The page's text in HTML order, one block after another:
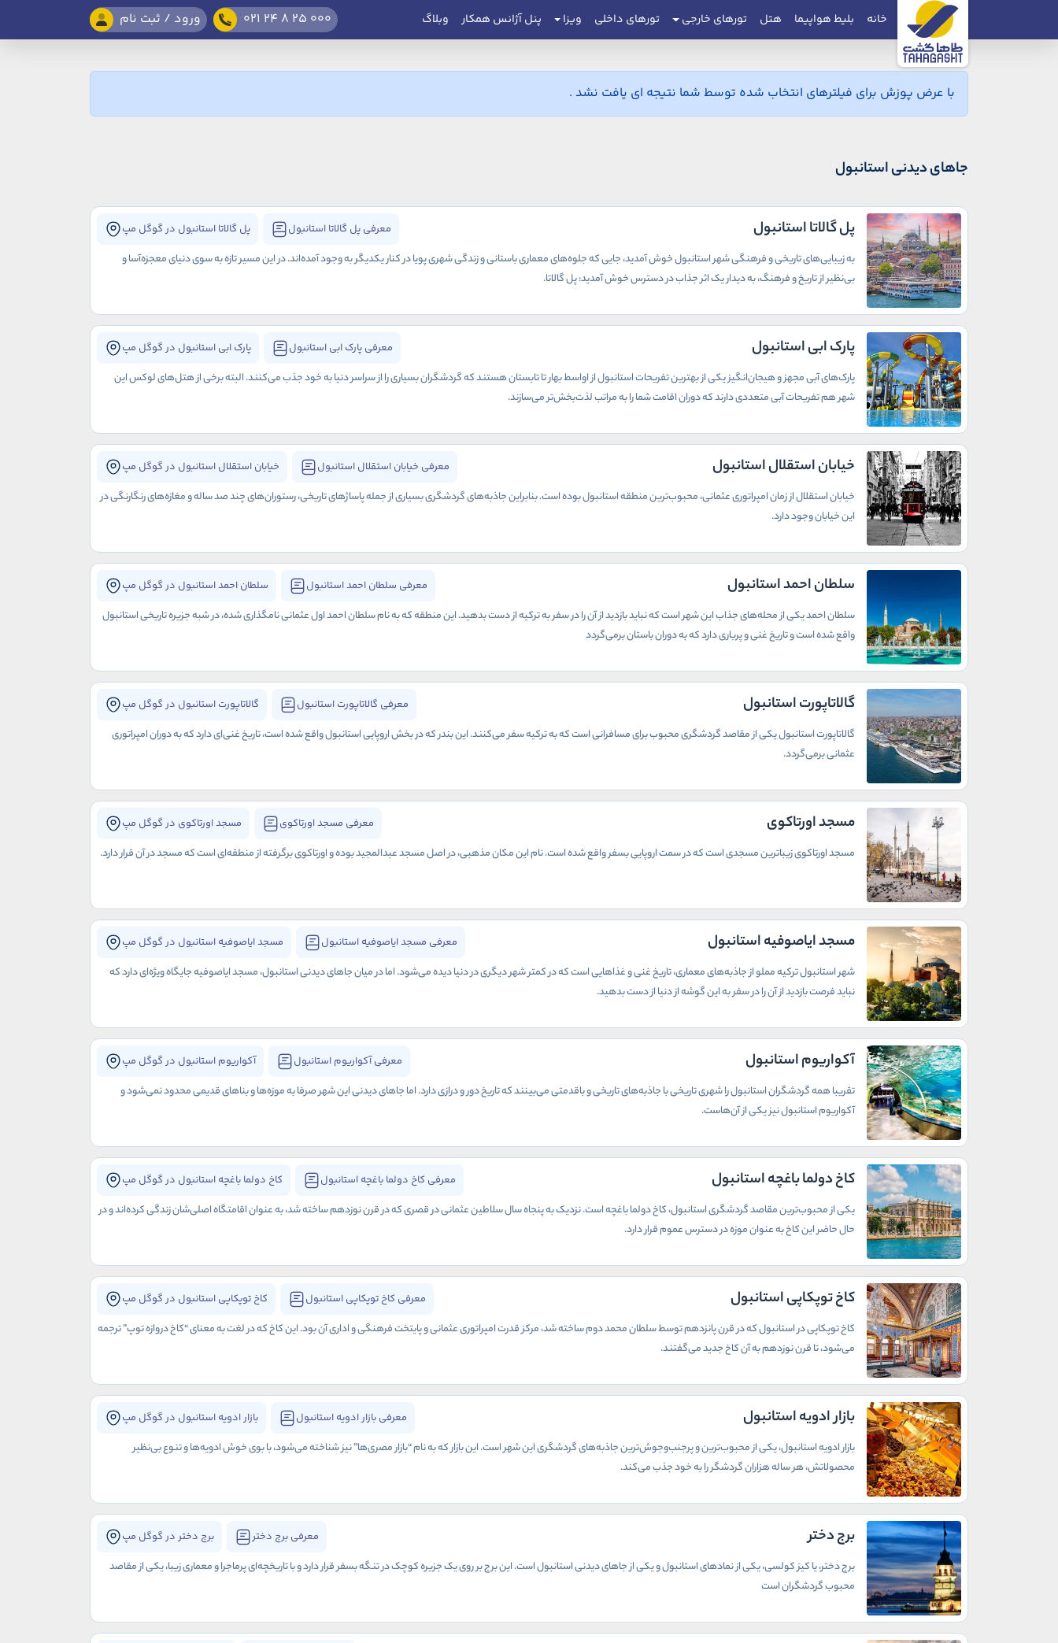
خانه بلیط هواپیما هتل تورهای خارجی تورهای داخلی ویزا پنل آژانس همکار وبلاگ 021 24 8 25 000 ورود / ثبت نام
با عرض پوزش برای فیلترهای انتخاب شده توسط شما نتیجه ای یافت نشد .
جاهای دیدنی استانبول
پل گالاتا استانبول معرفی پل گالاتا استانبول پل گالاتا استانبول در گوگل مپ
به زیبایی‌های تاریخی و فرهنگی شهر استانبول خوش آمدید، جایی که جلوه‌های معماری باستانی و زندگی شهری پویا در کنار یکدیگر به وجود آمده‌اند. در این مسیر تازه‌ به سوی دنیای معجزه‌آسا و
بی‌نظیر از تاریخ و فرهنگ، به دیدار یک اثر جذاب در دسترس خوش آمدید: پل گالاتا.
پارک ابی استانبول معرفی پارک ابی استانبول پارک ابی استانبول در گوگل مپ
پارک‌های آبی مجهز و هیجان‌انگیز یکی از بهترین تفریحات استانبول از اواسط بهار تا تابستان هستند که گردشگران بسیاری را از سراسر دنیا به خود جذب می‌کنند. البته برخی از هتل‌های لوکس این
شهر هم تفریحات آبی متعددی دارند که دوران اقامت شما را به مراتب لذت‌بخش‌تر می‌سازند.
خیابان استقلال استانبول معرفی خیابان استقلال استانبول خیابان استقلال استانبول در گوگل مپ
خیابان استقلال از زمان امپراتوری عثمانی، محبوب‌ترین منطقه استانبول بوده است. بنابراین جاذبه‌های گردشگری بسیاری از جمله پاساژهای تاریخی، رستوران‌های چند صد ساله و مغازه‌های رنگارنگی در
این خیابان وجود دارد.
سلطان احمد استانبول معرفی سلطان احمد استانبول سلطان احمد استانبول در گوگل مپ
سلطان احمد یکی از محله‌های جذاب این شهر است که نباید بازدید از آن را در سفر به ترکیه از دست بدهید. این منطقه که به نام سلطان احمد اول عثمانی نامگذاری شده، در شبه جزیره تاریخی استانبول
واقع شده است و تاریخ غنی و پرباری دارد که به دوران باستان برمی‌گردد
گالاتاپورت استانبول معرفی گالاتاپورت استانبول گالاتاپورت استانبول در گوگل مپ
گالاتاپورت استانبول یکی از مقاصد گردشگری محبوب برای مسافرانی است که به ترکیه سفر می‌کنند. این بندر که در بخش اروپایی استانبول واقع شده است، تاریخ غنی‌ای دارد که به دوران امپراتوری
عثمانی برمی‌گردد.
مسجد اورتاکوی معرفی مسجد اورتاکوی مسجد اورتاکوی در گوگل مپ
مسجد اورتاکوی زیباترین مسجدی است که در سمت اروپایی بسفر واقع شده است. نام این مکان مذهبی، در اصل مسجد عبدالمجید بوده و اورتاکوی برگرفته از منطقه‌ای است که مسجد در آن قرار دارد.
مسجد ایاصوفیه استانبول معرفی مسجد ایاصوفیه استانبول مسجد ایاصوفیه استانبول در گوگل مپ
شهر استانبول ترکیه مملو از جاذبه‌های معماری، تاریخ غنی و غذاهایی است که در کمتر شهر دیگری در دنیا دیده می‌شود. اما در میان جاهای دیدنی استانبول، مسجد ایاصوفیه جایگاه ویژه‌ای دارد که
نباید فرصت بازدید از آن را در سفر به این گوشه از دنیا از دست بدهید.
آکواریوم استانبول معرفی آکواریوم استانبول آکواریوم استانبول در گوگل مپ
تقریبا همه گردشگران استانبول را شهری تاریخی با جاذبه‌های تاریخی و باقدمتی می‌بینند که تاریخ دور و درازی دارد. اما جاهای دیدنی این شهر صرفا به موزه‌ها و بناهای قدیمی محدود نمی‌شود و
آکواریوم استانبول نیز یکی از آن‌هاست.
کاخ دولما باغچه استانبول معرفی کاخ دولما باغچه استانبول کاخ دولما باغچه استانبول در گوگل مپ
یکی از محبوب‌ترین مقاصد گردشگری استانبول، کاخ دولما باغچه است. نزدیک به پنجاه سال سلاطین عثمانی در قصری که در قرن نوزدهم ساخته شد، به عنوان اقامتگاه اصلی‌شان زندگی کرده‌اند و در
حال حاضر این کاخ به عنوان موزه در دسترس عموم قرار دارد.
کاخ توپکاپی استانبول معرفی کاخ توپکاپی استانبول کاخ توپکاپی استانبول در گوگل مپ
کاخ توپکاپی در استانبول که در قرن پانزدهم توسط سلطان محمد دوم ساخته شد، مرکز قدرت امپراتوری عثمانی و پایتخت فرهنگی و اداری آن بود. این کاخ که در لغت به معنای “کاخ دروازه توپ” ترجمه
می‌شود، تا قرن نوزدهم به آن کاخ جدید می‌گفتند.
بازار ادویه استانبول معرفی بازار ادویه استانبول بازار ادویه استانبول در گوگل مپ
بازار ادویه استانبول، یکی از محبوب‌ترین و پرجنب‌وجوش‌ترین جاذبه‌های گردشگری این شهر است. این بازار که به نام “بازار مصری‌ها” نیز شناخته می‌شود، با بوی خوش ادویه‌ها و تنوع بی‌نظیر
محصولاتش، هر ساله هزاران گردشگر را به خود جذب می‌کند.
برج دختر معرفی برج دختر برج دختر در گوگل مپ
برج دختر، یا کیز کولسی، یکی از نمادهای استانبول و یکی از جاهای دیدنی استانبول است. این برج بر روی یک جزیره کوچک در تنگه بسفر قرار دارد و با تاریخچه‌ای پرماجرا و معماری زیبا، یکی از مقاصد
محبوب گردشگران است